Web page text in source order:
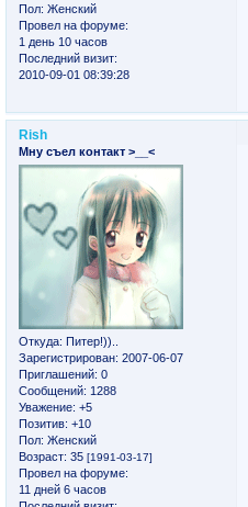
Пол: Женский
Провел на форуме:
1 день 10 часов
Последний визит:
2010-09-01 08:39:28
Rish
Мну съел контакт >__<
Откуда: Питер!))..
Зарегистрирован: 2007-06-07
Приглашений: 0
Сообщений: 1288
Уважение: +5
Позитив: +10
Пол: Женский
Возраст: 35 [1991-03-17]
Провел на форуме:
11 дней 6 часов